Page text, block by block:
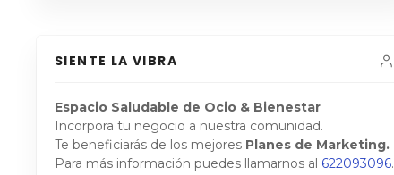
SIENTE LA VIBRA
Espacio Saludable de Ocio & Bienestar
Incorpora tu negocio a nuestra comunidad.
Te beneficiarás de los mejores Planes de Marketing.
Para más información puedes llamarnos al 622093096.